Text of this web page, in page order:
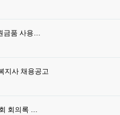
금품 사용…
지사 채용공고
회의록 …